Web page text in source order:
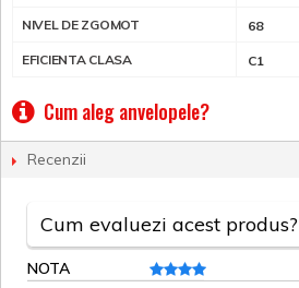
NIVEL DE ZGOMOT 68
EFICIENTA CLASA C1
Cum aleg anvelopele?
Recenzii
Cum evaluezi acest produs?
NOTA